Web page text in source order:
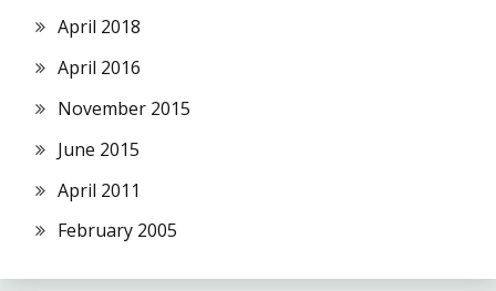
April 2018
April 2016
November 2015
June 2015
April 2011
February 2005